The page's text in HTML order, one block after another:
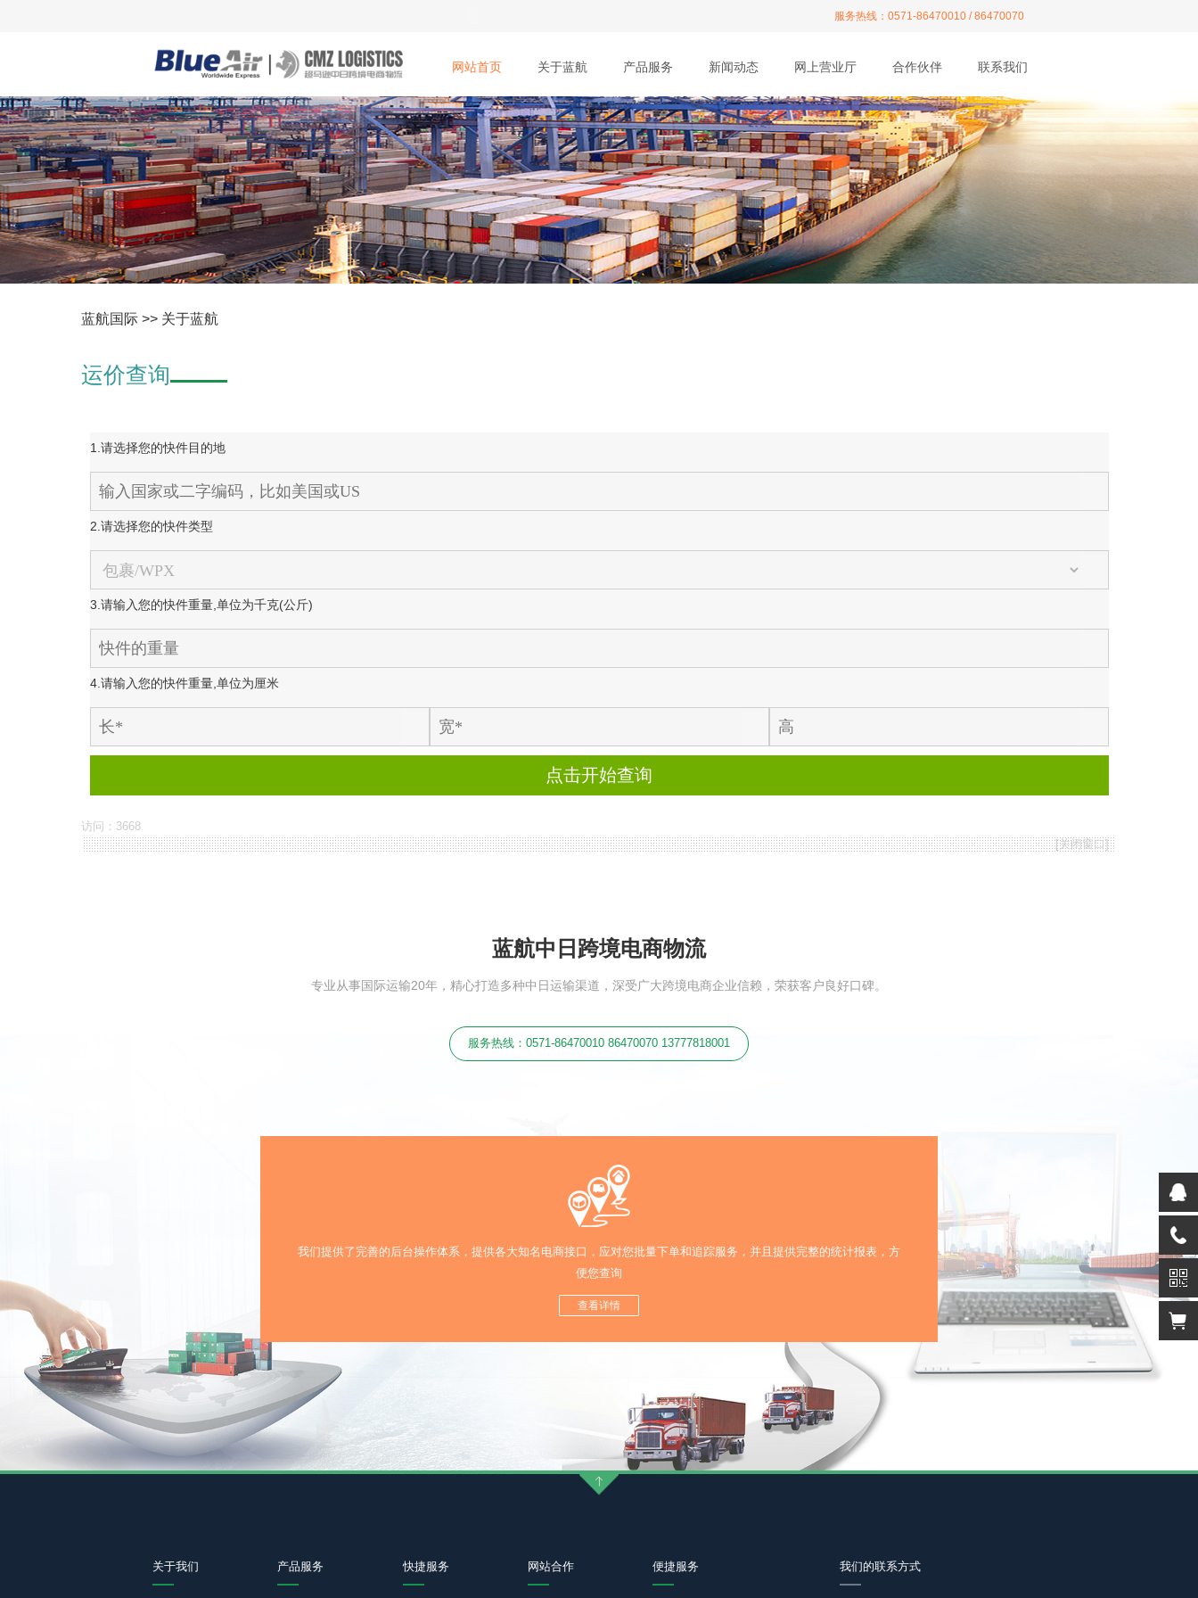
服务热线：0571-86470010 / 86470070
网站首页 关于蓝航 产品服务 新闻动态 网上营业厅 合作伙伴 联系我们
蓝航国际 >> 关于蓝航
运价查询
1.请选择您的快件目的地
2.请选择您的快件类型
3.请输入您的快件重量,单位为千克(公斤)
4.请输入您的快件重量,单位为厘米
访问：3668
[关闭窗口]
蓝航中日跨境电商物流
专业从事国际运输20年，精心打造多种中日运输渠道，深受广大跨境电商企业信赖，荣获客户良好口碑。
服务热线：0571-86470010 86470070 13777818001
我们提供了完善的后台操作体系，提供各大知名电商接口，应对您批量下单和追踪服务，并且提供完整的统计报表，方
便您查询
查看详情
关于我们 产品服务 快捷服务 网站合作 便捷服务 我们的联系方式